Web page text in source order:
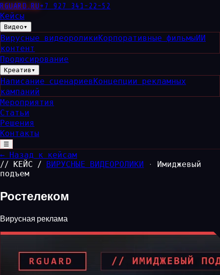
RGUARD .RU+7 927 341-22-52
Кейсы
Видео▾
Вирусные видеороликиКорпоративные фильмыИИ
контент
Продюсирование
Креатив▾
Написание сценариев Концепции рекламных
кампаний
Мероприятия
Статьи
Решения
Контакты
☰
← Назад к кейсам
// КЕЙС /
ВИРУСНЫЕ ВИДЕОРОЛИКИ
· Имиджевый
подъем
Ростелеком
Вирусная реклама